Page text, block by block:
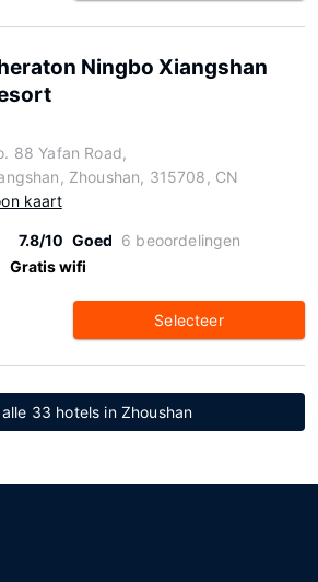
Ningbo Xiangshan
88 Yafan Road,
Zhoushan, 315708, CN
kaart
7.8/10 Goed 6 beoordelingen
Gratis wifi
Selecteer
33 hotels in Zhoushan